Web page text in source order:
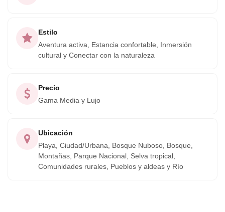
responsable que honran el mundo natural y celebran la
riqueza del turismo rural. Con Morpho Évasions, descubre
Estilo
Aventura activa, Estancia confortable, Inmersión
cultural y Conectar con la naturaleza
Precio
Gama Media y Lujo
Ubicación
Playa, Ciudad/Urbana, Bosque Nuboso, Bosque,
Montañas, Parque Nacional, Selva tropical,
Comunidades rurales, Pueblos y aldeas y Río